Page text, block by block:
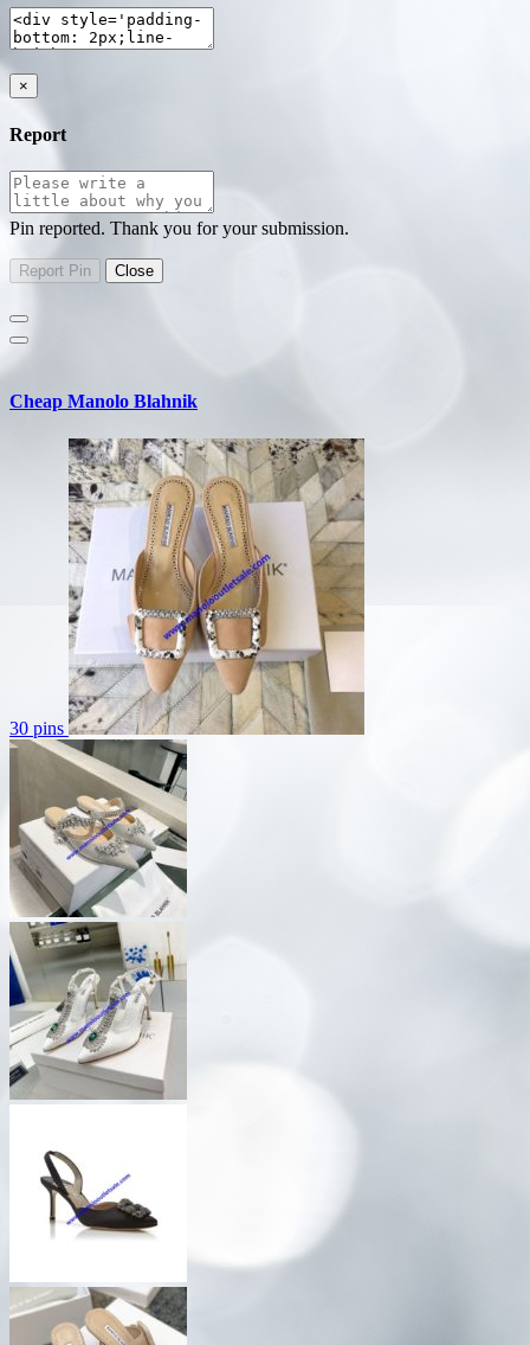
×
Report
Pin reported. Thank you for your submission.
Cheap Manolo Blahnik
30 pins